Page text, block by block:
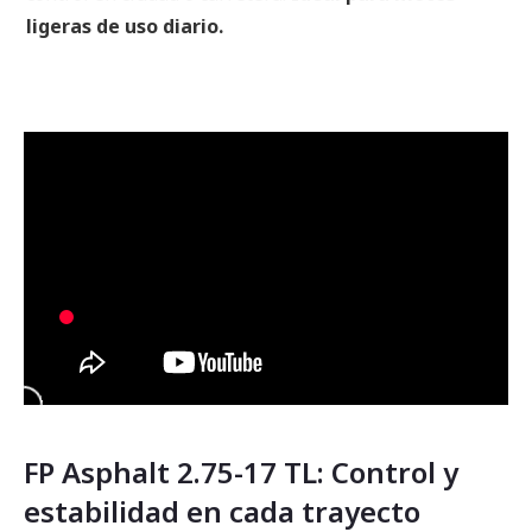
ligeras de uso diario.
FP Asphalt 2.75-17 TL: Control y
estabilidad en cada trayecto